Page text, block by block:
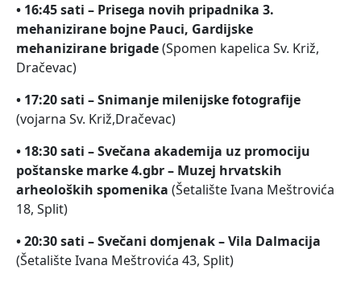
• 16:45 sati – Prisega novih pripadnika 3.
mehanizirane bojne Pauci, Gardijske
mehanizirane brigade(Spomen kapelica Sv. Križ,
Dračevac)
• 17:20 sati – Snimanje milenijske fotografije
(vojarna Sv. Križ,Dračevac)
• 18:30 sati – Svečana akademija uz promociju
poštanske marke 4.gbr – Muzej hrvatskih
arheoloških spomenika (Šetalište Ivana Meštrovića
18, Split)
• 20:30 sati – Svečani domjenak – Vila Dalmacija
(Šetalište Ivana Meštrovića 43, Split)